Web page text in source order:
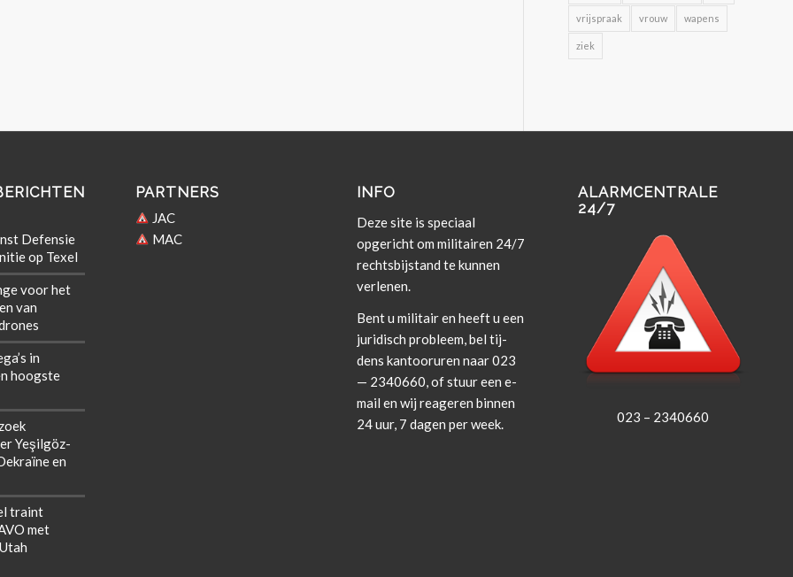
vrijspraak vrouw wapens
ziek
Defensie
op Texel
voor het
van
in
hoogste
Yeşilgöz-
en
traint
met
PARTNERS
JAC
MAC
INFO
Deze site is spe­ci­aal
opgericht om militairen 24/7
rechts­bi­j­s­tand te kun­nen
verlenen.
Bent u militair en heeft u een
juridisch prob­leem, bel tij­
dens kan­tooruren naar 023
— 2340660, of stuur een e-
mail en wij rea­geren bin­nen
24 uur, 7 dagen per week.
ALARMCENTRALE
24/7
023 – 2340660